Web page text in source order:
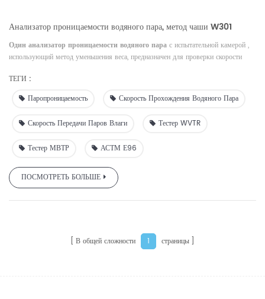
Анализатор проницаемости водяного пара, метод чаши W301
Один анализатор проницаемости водяного пара с испытательной камерой ,
использующий метод уменьшения веса, предназначен для проверки скорости
ТЕГИ :
Паропроницаемость
Скорость Прохождения Водяного Пара
Скорость Передачи Паров Влаги Тестер WVTR
Тестер МВТР АСТМ Е96
ПОСМОТРЕТЬ БОЛЬШЕ
В общей сложности 1 страницы